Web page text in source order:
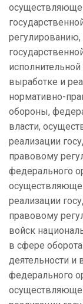
выработке и
нормативно-
обороны,
власти,
реализации
правовому
федерального
реализации
правовому
войск
в сфере
деятельности
федерального